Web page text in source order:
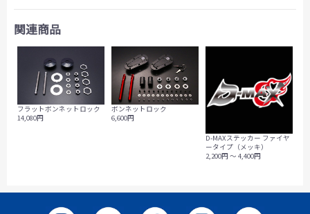
関連商品
フラットボンネットロック
14,080円
ボンネットロック
6,600円
D-MAXステッカー ファイヤ
ータイプ（メッキ）
2,200円 ～ 4,400円